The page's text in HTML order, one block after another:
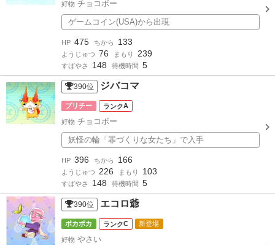
好物 チョコボー
ゲームコイン(USA)から出現
HP 475 ちから 133
ようじゅつ 76 まもり 239
すばやさ 148 待機時間 5
390位 ジバコマ
プリチー A
好物 チョコボー
妖怪の輪「罪づくりな女たち」で入手
HP 396 ちから 166
ようじゅつ 226 まもり 103
すばやさ 148 待機時間 5
390位 エコロ爺
ポカポカ C 新登場
好物 やさい